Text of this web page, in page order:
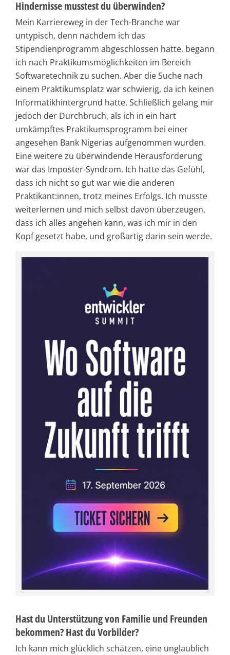
Hindernisse musstest du überwinden?
Mein Karriereweg in der Tech-Branche war
untypisch, denn nachdem ich das
Stipendienprogramm abgeschlossen hatte, begann
ich nach Praktikumsmöglichkeiten im Bereich
Softwaretechnik zu suchen. Aber die Suche nach
einem Praktikumsplatz war schwierig, da ich keinen
Informatikhintergrund hatte. Schließlich gelang mir
jedoch der Durchbruch, als ich in ein hart
umkämpftes Praktikumsprogramm bei einer
angesehen Bank Nigerias aufgenommen wurden.
Eine weitere zu überwindende Herausforderung
war das Imposter-Syndrom. Ich hatte das Gefühl,
dass ich nicht so gut war wie die anderen
Praktikant:innen, trotz meines Erfolgs. Ich musste
weiterlernen und mich selbst davon überzeugen,
dass ich alles angehen kann, was ich mir in den
Kopf gesetzt habe, und großartig darin sein werde.
Hast du Unterstützung von Familie und Freunden
bekommen? Hast du Vorbilder?
Ich kann mich glücklich schätzen, eine unglaublich